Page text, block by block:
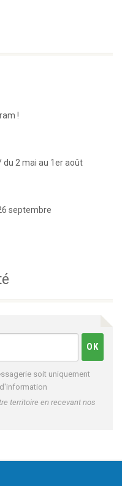
!
du 2 mai au 1er août
septembre
soit uniquement
territoire en recevant nos